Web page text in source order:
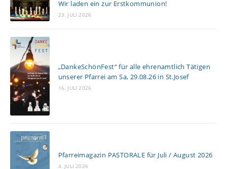
e
s
e
n
Wir laden ein zur Erstkommunion!
23. JULI 2026
„DankeSchönFest“ für alle ehrenamtlich Tätigen
unserer Pfarrei am Sa, 29.08.26 in St.Josef
16. JULI 2026
Pfarreimagazin PASTORALE für Juli / August 2026
4. JULI 2026